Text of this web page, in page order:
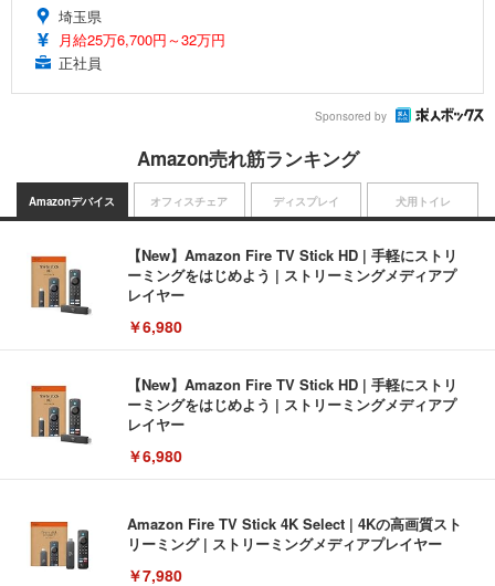
埼玉県
月給25万6,700円～32万円
正社員
Sponsored by
Amazon売れ筋ランキング
Amazonデバイス
【New】Amazon Fire TV Stick HD | 手軽にストリ
ーミングをはじめよう | ストリーミングメディアプ
レイヤー
￥6,980
【New】Amazon Fire TV Stick HD | 手軽にストリ
ーミングをはじめよう | ストリーミングメディアプ
レイヤー
￥6,980
Amazon Fire TV Stick 4K Select | 4Kの高画質スト
リーミング | ストリーミングメディアプレイヤー
￥7,980
オフィスチェア ディスプレイ 犬用トイレ